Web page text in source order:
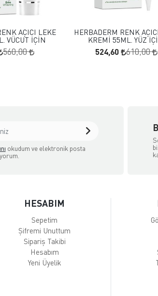
EKLE
AÇICI LEKE
VÜCUT İÇİN
560,00
SEPETE EKLE
HERBADERM RENK
KREMİ 55ML. YÜZ
524,60 610,00
okudum ve elektronik posta
HESABIM
Sepetim
Şifremi Unuttum
Sipariş Takibi
Hesabım
Yeni Üyelik